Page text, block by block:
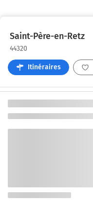
Saint-Père-en-Retz
44320
Itinéraires